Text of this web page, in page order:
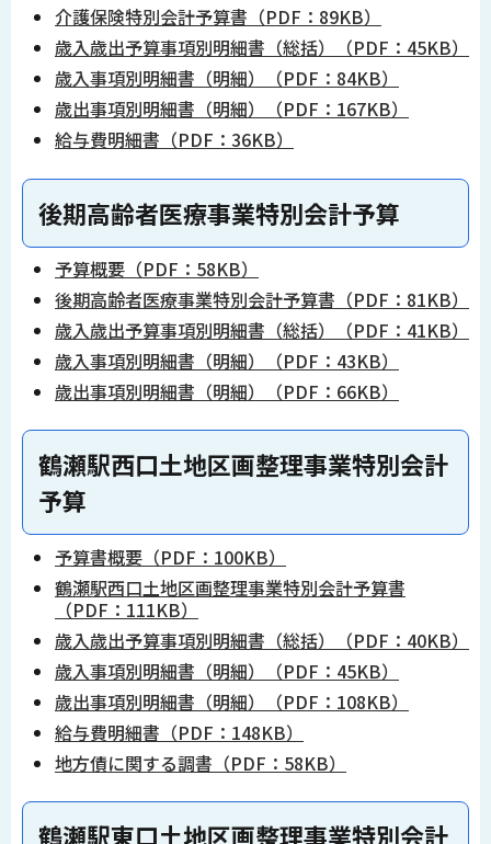
介護保険特別会計予算書（PDF：89KB）
歳入歳出予算事項別明細書（総括）（PDF：45KB）
歳入事項別明細書（明細）（PDF：84KB）
歳出事項別明細書（明細）（PDF：167KB）
給与費明細書（PDF：36KB）
後期高齢者医療事業特別会計予算
予算概要（PDF：58KB）
後期高齢者医療事業特別会計予算書（PDF：81KB）
歳入歳出予算事項別明細書（総括）（PDF：41KB）
歳入事項別明細書（明細）（PDF：43KB）
歳出事項別明細書（明細）（PDF：66KB）
鶴瀬駅西口土地区画整理事業特別会計
予算
予算書概要（PDF：100KB）
鶴瀬駅西口土地区画整理事業特別会計予算書
（PDF：111KB）
歳入歳出予算事項別明細書（総括）（PDF：40KB）
歳入事項別明細書（明細）（PDF：45KB）
歳出事項別明細書（明細）（PDF：108KB）
給与費明細書（PDF：148KB）
地方債に関する調書（PDF：58KB）
鶴瀬駅東口土地区画整理事業特別会計